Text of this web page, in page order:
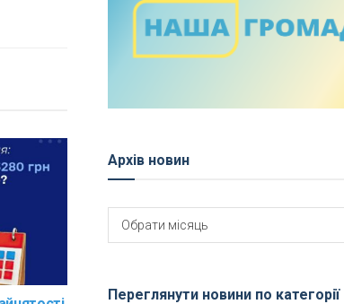
Архів новин
Архів
новин
Обрати місяць
Переглянути новини по категорії